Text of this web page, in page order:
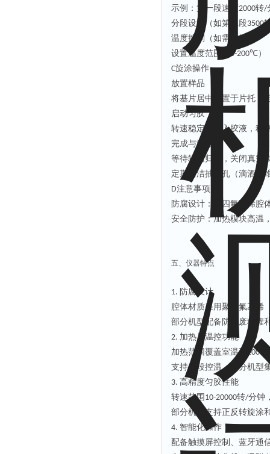
示例：第一段速度2000转/
分段设置（如第二段3500
温度控制（如需加热）
设置温度范围（
0-200℃）
C旋涂操作
放置样品
将基片居中放置于片托，
启动匀胶
转速稳定后注入胶液，程
完成与清洁
等待转速归零，关闭真空
定期清洁抽气孔（滴酒精
D注意事项
防腐设计 ：聚四氟乙烯腔
安全防护 ：加热模块高温
五、仪器特点
1. 防腐设计
腔体材质采用聚四氟乙烯
部分机型配备 防溅废料罐
‌2. 加热与温控功能
加热范围覆盖室温至 200℃‌
支持分段控温，部分机型
‌3. 高精度匀胶性能
转速范围 ‌10-20000转/分钟
部分机型支持正反转旋涂
‌4. 智能化操作
配备触摸屏控制 、蓝牙通